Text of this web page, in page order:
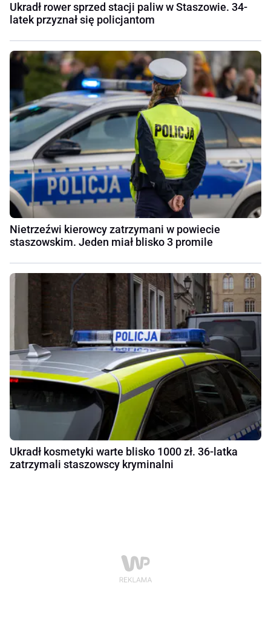
Ukradł rower sprzed stacji paliw w Staszowie. 34-
latek przyznał się policjantom
Nietrzeźwi kierowcy zatrzymani w powiecie
staszowskim. Jeden miał blisko 3 promile
Ukradł kosmetyki warte blisko 1000 zł. 36-latka
zatrzymali staszowscy kryminalni